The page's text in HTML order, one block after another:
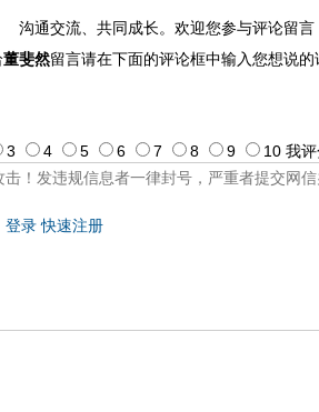
沟通交流、共同成长。欢迎您参与评论留言
董斐然留言请在下面的评论框中输入您想说的
登录 快速注册
3 4 5 6 7 8 9 10 我评